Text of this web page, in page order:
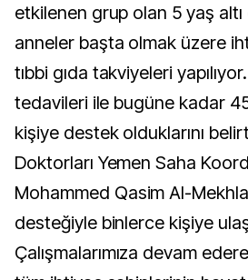
etkilenen grup olan 5 yaş
anneler başta olmak üzere
tıbbi gıda takviyeleri
tedavileri ile bugüne kadar
kişiye destek olduklarını
Doktorları Yemen Saha
Mohammed Qasim Al-
desteğiyle binlerce kişiye
Çalışmalarımıza devam